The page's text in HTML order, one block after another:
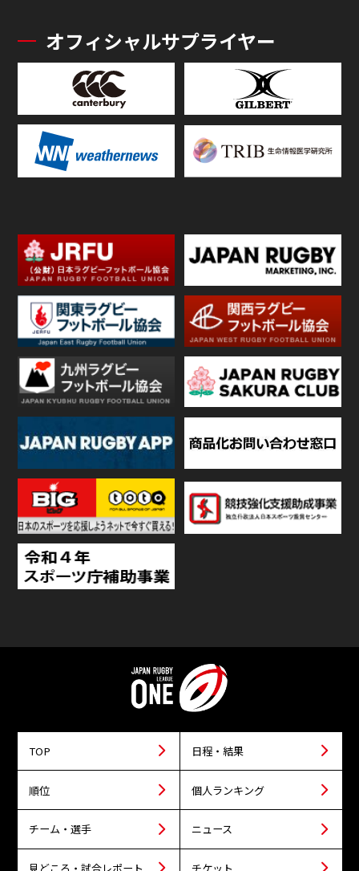
オフィシャルサプライヤー
TOP 日程・結果
順位 個人ランキング
チーム・選手 ニュース